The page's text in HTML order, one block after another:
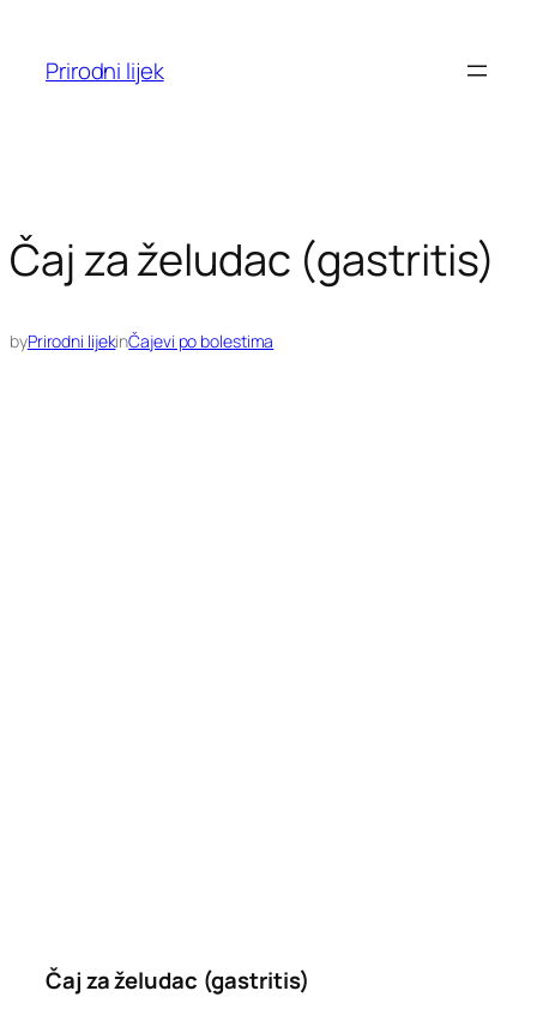
sadržaja
Prirodni lijek
Čaj za želudac (gastritis)
byPrirodni lijekinČajevi po bolestima
Čaj za želudac (gastritis)